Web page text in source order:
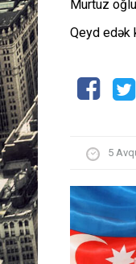
Murtuz
Qeyd edək
5